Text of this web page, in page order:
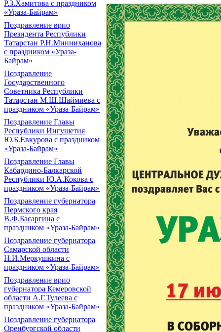
Р.З.Хамитова с праздником
«Ураза-Байрам»
Поздравление врио
Президента Республики
Татарстан Р.Н.Минниханова
с праздником «Ураза-
Байрам»
Поздравление
Государственного
Советника Республики
Татарстан М.Ш.Шаймиева с
праздником «Ураза-Байрам»
Поздравление Главы
Республики Ингушетия
Ю.Б.Евкурова с праздником
«Ураза-Байрам»
Поздравление Главы
Кабардино-Балкарской
Республики Ю.А.Кокова с
праздником «Ураза-Байрам»
Поздравление губернатора
Пермского края
В.Ф.Басаргина с
праздником «Ураза-Байрам»
Поздравление губернатора
Самарской области
Н.И.Меркушкина с
праздником «Ураза-Байрам»
Поздравление врио
губернатора Кемеровской
области А.Г.Тулеева с
праздником «Ураза-Байрам»
Поздравление губернатора
Оренбургской области